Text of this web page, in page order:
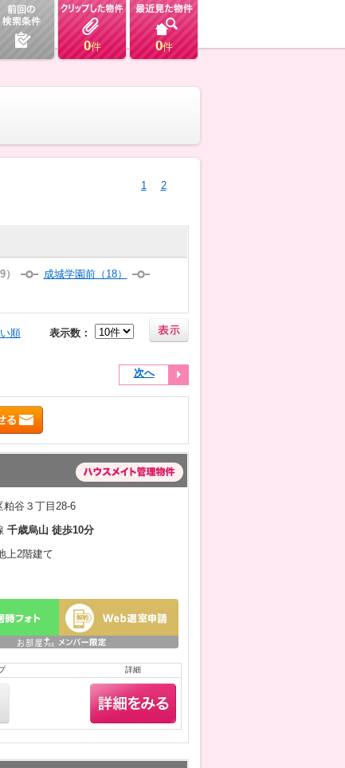
0件 0件
1 2
成城学園前（18）
順 表示数：
次へ
谷３丁目28-6
千歳烏山 徒歩10分
上2階建て
詳細